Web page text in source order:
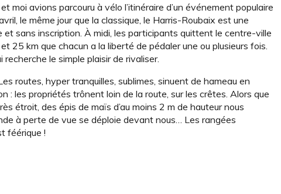
moi avions parcouru à vélo l’itinéraire d’un événement populaire
le même jour que la classique, le Harris-Roubaix est une
sans inscription. À midi, les participants quittent le centre-ville
25 km que chacun a la liberté de pédaler une ou plusieurs fois.
le simple plaisir de rivaliser.
routes, hyper tranquilles, sublimes, sinuent de hameau en
: les propriétés trônent loin de la route, sur les crêtes. Alors que
étroit, des épis de maïs d’au moins 2 m de hauteur nous
à perte de vue se déploie devant nous… Les rangées
féérique !